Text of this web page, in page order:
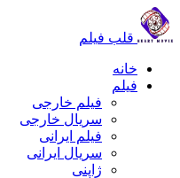
قلب فیلم
خانه
فیلم
فیلم خارجی
سریال خارجی
فیلم ایرانی
سریال ایرانی
ژاپنی